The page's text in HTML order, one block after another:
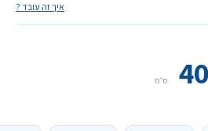
איך זה עובד ?
ס״מ